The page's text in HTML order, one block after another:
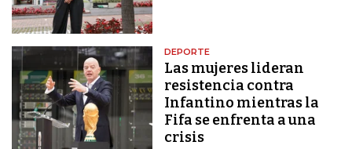
DEPORTE
Las mujeres lideran
resistencia contra
Infantino mientras la
Fifa se enfrenta a una
crisis